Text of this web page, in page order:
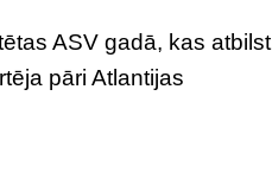
ASV gadā, kas atbilst
pāri Atlantijas